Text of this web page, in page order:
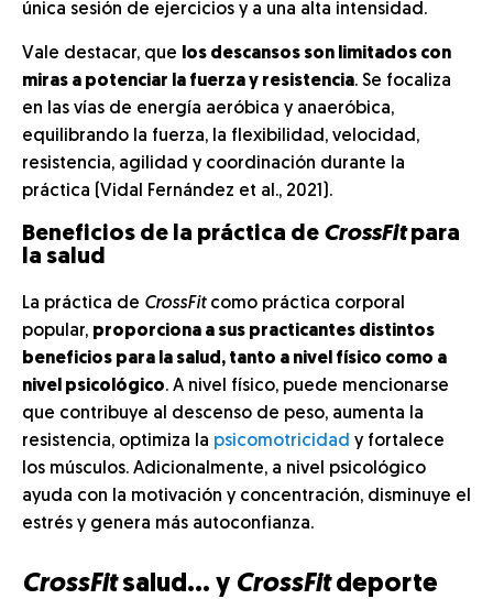
única sesión de ejercicios y a una alta intensidad.
Vale destacar, que
los descansos son limitados con
miras a potenciar la fuerza y resistencia. Se focaliza
en las vías de energía aeróbica y anaeróbica,
equilibrando la fuerza, la flexibilidad, velocidad,
resistencia, agilidad y coordinación durante la
práctica (Vidal Fernández et al., 2021).
Beneficios de la práctica de CrossFitpara
la salud
La práctica de CrossFitcomo práctica corporal
popular, proporciona a sus practicantes distintos
beneficios para la salud, tanto a nivel físico como a
nivel psicológico. A nivel físico, puede mencionarse
que contribuye al descenso de peso, aumenta la
resistencia, optimiza la psicomotricidad y fortalece
los músculos. Adicionalmente, a nivel psicológico
ayuda con la motivación y concentración, disminuye el
estrés y genera más autoconfianza.
CrossFitsalud… y CrossFitdeporte